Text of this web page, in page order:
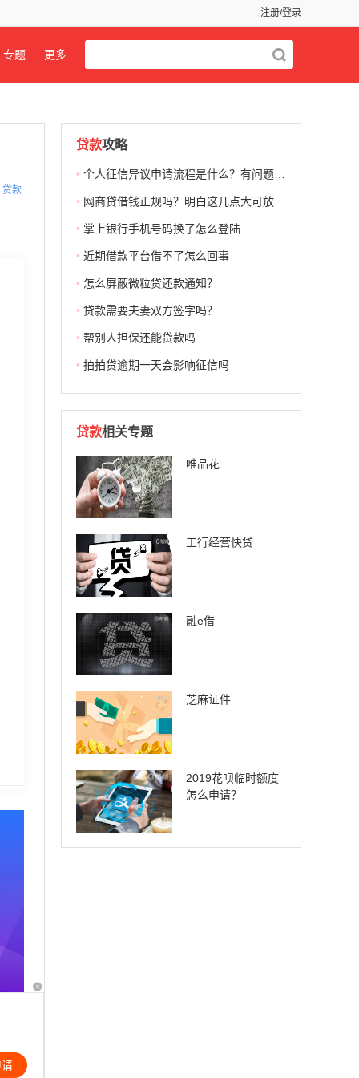
注册/登录
专题 更多
贷款
x
贷款攻略
• 个人征信异议申请流程是什么？有问题要及时修复！
• 网商贷借钱正规吗？明白这几点大可放心！
• 掌上银行手机号码换了怎么登陆
• 近期借款平台借不了怎么回事
• 怎么屏蔽微粒贷还款通知？
• 贷款需要夫妻双方签字吗？
• 帮别人担保还能贷款吗
• 拍拍贷逾期一天会影响征信吗
贷款相关专题
唯品花
工行经营快贷
融e借
芝麻证件
2019花呗临时额度
怎么申请？